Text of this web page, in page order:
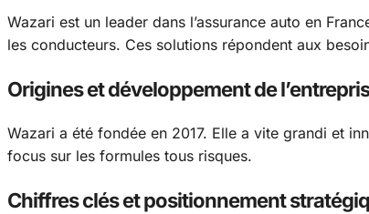
Wazari est un leader dans l’assurance auto en
les conducteurs. Ces solutions répondent aux
Origines et développement de
Wazari a été fondée en 2017. Elle a vite grandi et
focus sur les formules tous risques.
Chiffres clés et positionnement